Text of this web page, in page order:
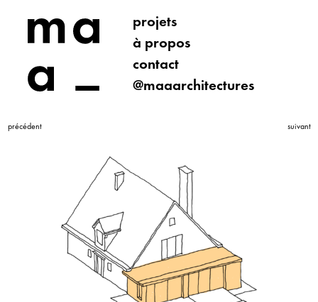
projets
à propos
contact
@maaarchitectures
suivant
précédent